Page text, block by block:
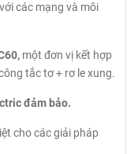
các mạng và môi
một đơn vị kết hợp
tắc tơ + rơ le xung.
đảm bảo.
cho các giải pháp